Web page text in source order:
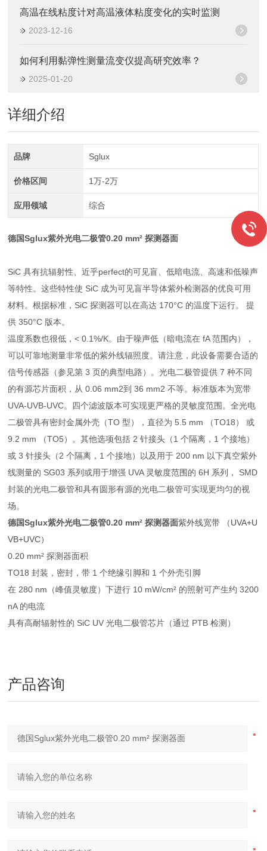
高温在线粘度计对高温液体粘度变化的实时监测
2023-12-16
如何利用黏弹性测量流变仪提高研究效率？
2025-01-20
详细介绍
品牌 Sglux
价格区间 1万-2万
应用领域 综合
德国Sglux紫外光电二极管0.20 mm² 探测器面
SiC 具有抗辐射性、近乎perfect的可见盲、低暗电流、高速和低噪声
等特性。这些特性使 SiC 成为可见盲半导体紫外检测器的优良可用
材料。根据标准，SiC 探测器可以在高达 170°C 的温度下运行。 提
供 350°C 版本。
温度系数也很低，< 0.1%/K。由于噪声低（暗电流在 fA 范围内），
可以可靠地测量非常低的紫外线辐照度。请注意，此设备需要合适的
信号传感器（参见第 3 页的典型电路）。光电二极管提供 7 种不同
的有源芯片面积，从 0.06 mm2到 36 mm2 不等。标准版本为宽带
UVA-UVB-UVC。四个滤波版本可实现更严格的灵敏度范围。全光电
二极管具有密封金属外壳（TO 型），直径为 5.5 mm （TO18） 或
9.2 mm （TO5）。其他选项包括 2 针接头（1 个隔离，1 个接地）
或 3 针接头（2 个隔离，1 个接地）以及用于 200 nm 以下真空紫外
线测量的 SG03 系列或用于增强 UVA 灵敏度范围的 6H 系列， SMD
封装的光电二极管和具有圆形有源的光电二极管可实现更均匀的视
场。
德国Sglux紫外光电二极管0.20 mm² 探测器面紫外线宽带 （UVA+U
VB+UVC）
0.20 mm² 探测器面积
TO18 封装，密封，带 1 个绝缘引脚和 1 个外壳引脚
在 280 nm（峰值灵敏度）下进行 10 mW/cm² 的照射可产生约 3200
nA 的电流
具有高耐辐射性的 SiC UV 光电二极管芯片（通过 PTB 检测）
产品咨询